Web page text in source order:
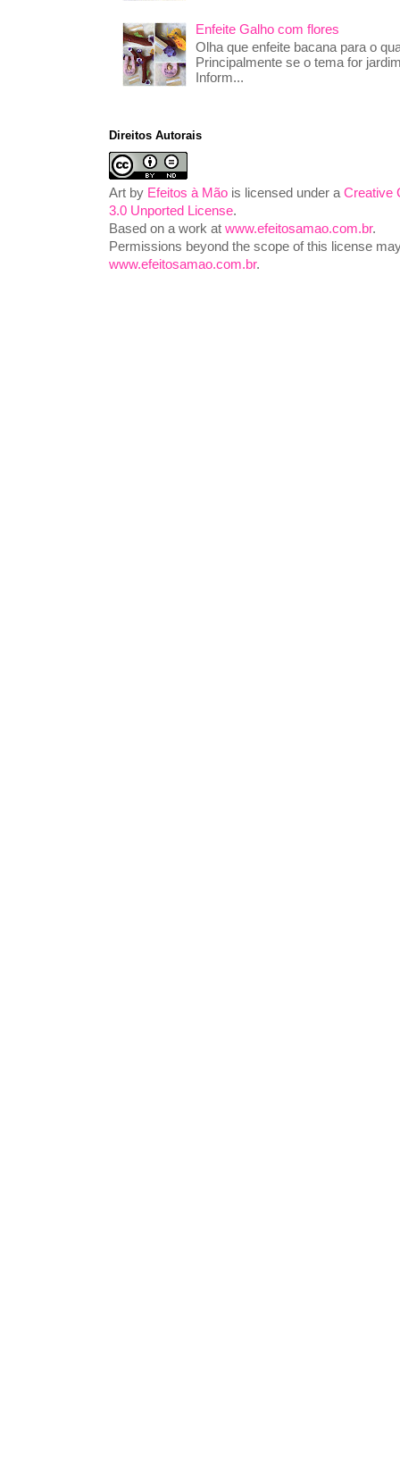
Enfeite Galho com flores
Olha que enfeite bacana para o
Principalmente se o tema for
Inform...
Direitos Autorais
Art by Efeitos à Mão is licensed under a Creative
3.0 Unported License.
Based on a work at www.efeitosamao.com.br.
Permissions beyond the scope of this license
www.efeitosamao.com.br.